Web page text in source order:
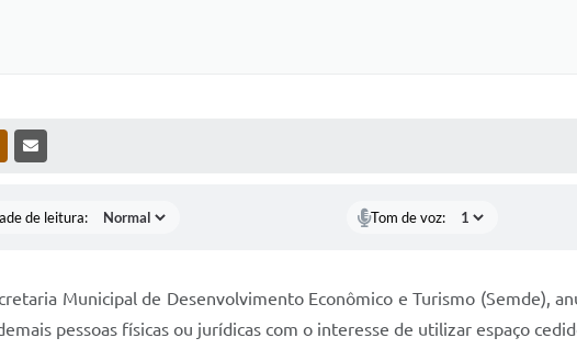
OUTRAS MÍDIAS
de leitura: Tom de voz:
Municipal de Desenvolvimento Econômico e Turismo (Semde),
pessoas físicas ou jurídicas com o interesse de utilizar espaço